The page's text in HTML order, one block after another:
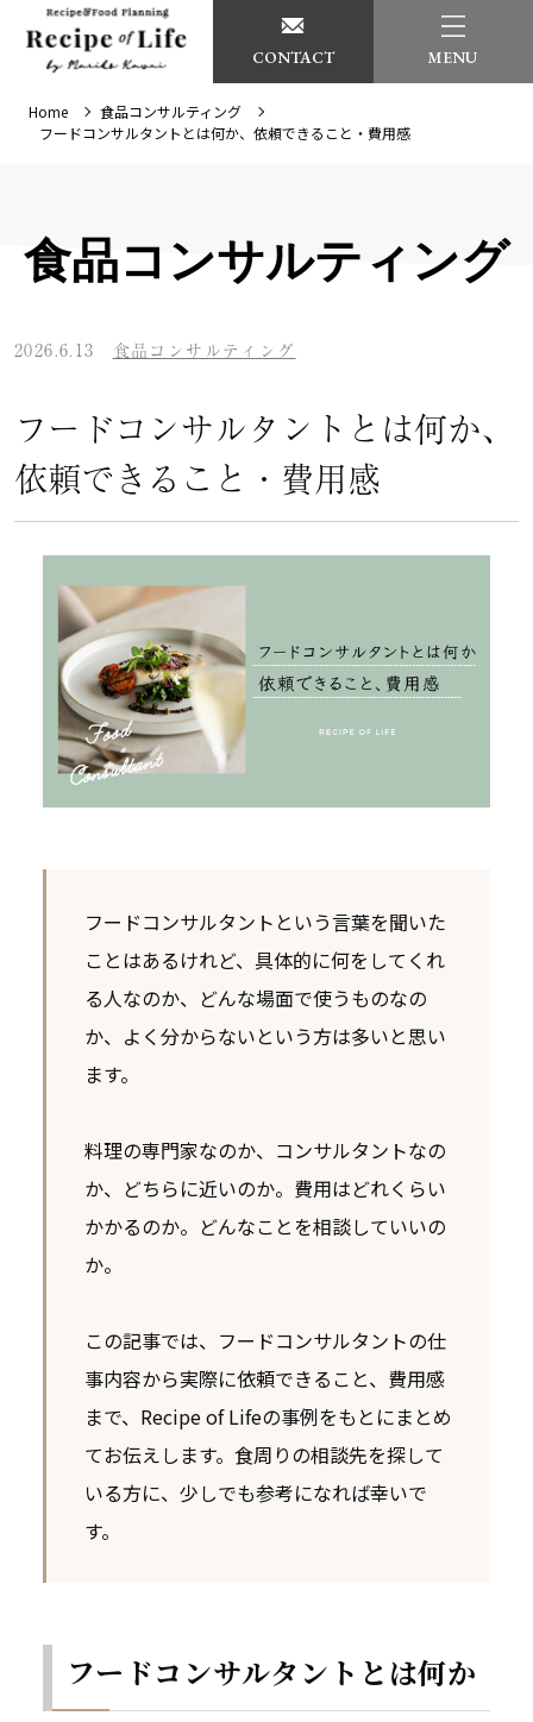
CONTACT MENU
Home
食品コンサルティング
フードコンサルタントとは何か、依頼できること・費用感
食品コンサルティング
2026.6.13 食品コンサルティング
フードコンサルタントとは何か、
依頼できること・費用感
フードコンサルタントという言葉を聞いた
ことはあるけれど、具体的に何をしてくれ
る人なのか、どんな場面で使うものなの
か、よく分からないという方は多いと思い
ます。
料理の専門家なのか、コンサルタントなの
か、どちらに近いのか。費用はどれくらい
かかるのか。どんなことを相談していいの
か。
この記事では、フードコンサルタントの仕
事内容から実際に依頼できること、費用感
まで、Recipe of Lifeの事例をもとにまとめ
てお伝えします。食周りの相談先を探して
いる方に、少しでも参考になれば幸いで
す。
フードコンサルタントとは何か